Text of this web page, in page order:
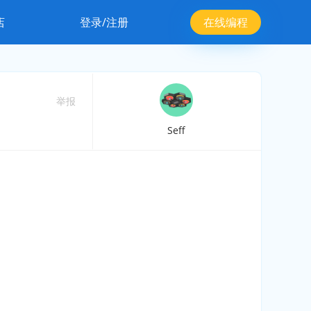
登录/注册 在线编程
举报
Seff